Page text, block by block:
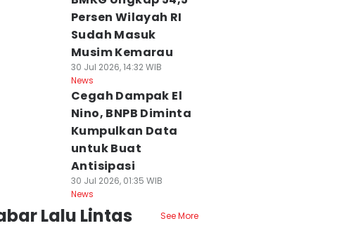
Persen Wilayah RI
Sudah Masuk
Musim Kemarau
30 Jul 2026, 14:32 WIB
News
Cegah Dampak El
Nino, BNPB Diminta
Kumpulkan Data
untuk Buat
Antisipasi
30 Jul 2026, 01:35 WIB
News
Lalu Lintas See More